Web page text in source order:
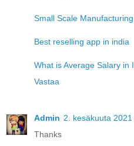
Small Scale
Best reselling app in india
What is Average Salary in
Vastaa
Admin 2. kesäkuuta
Thanks